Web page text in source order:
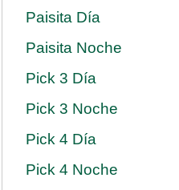
Paisita Día
Paisita Noche
Pick 3 Día
Pick 3 Noche
Pick 4 Día
Pick 4 Noche